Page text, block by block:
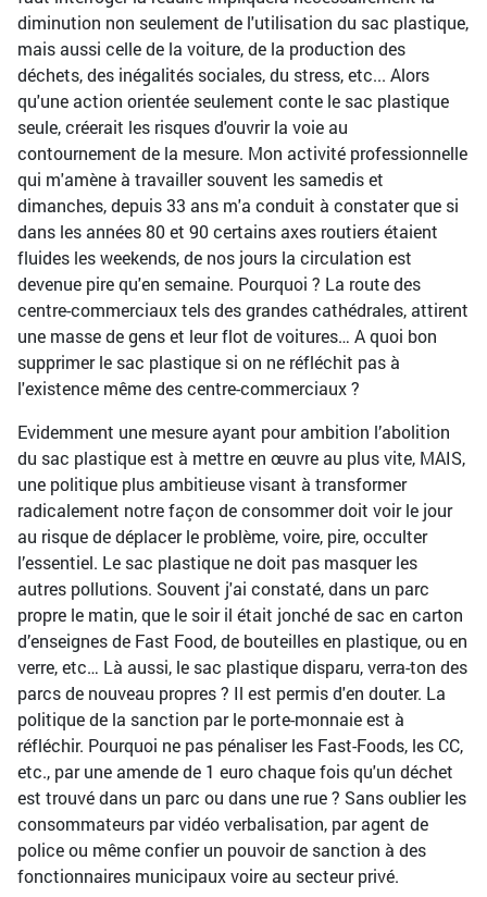
diminution non seulement de l'utilisation du sac plastique,
mais aussi celle de la voiture, de la production des
déchets, des inégalités sociales, du stress, etc... Alors
qu'une action orientée seulement conte le sac plastique
seule, créerait les risques d'ouvrir la voie au
contournement de la mesure. Mon activité professionnelle
qui m'amène à travailler souvent les samedis et
dimanches, depuis 33 ans m'a conduit à constater que si
dans les années 80 et 90 certains axes routiers étaient
fluides les weekends, de nos jours la circulation est
devenue pire qu'en semaine. Pourquoi ? La route des
centre-commerciaux tels des grandes cathédrales, attirent
une masse de gens et leur flot de voitures… A quoi bon
supprimer le sac plastique si on ne réfléchit pas à
l'existence même des centre-commerciaux ?
Evidemment une mesure ayant pour ambition l’abolition
du sac plastique est à mettre en œuvre au plus vite, MAIS,
une politique plus ambitieuse visant à transformer
radicalement notre façon de consommer doit voir le jour
au risque de déplacer le problème, voire, pire, occulter
l’essentiel. Le sac plastique ne doit pas masquer les
autres pollutions. Souvent j'ai constaté, dans un parc
propre le matin, que le soir il était jonché de sac en carton
d’enseignes de Fast Food, de bouteilles en plastique, ou en
verre, etc… Là aussi, le sac plastique disparu, verra-ton des
parcs de nouveau propres ? Il est permis d'en douter. La
politique de la sanction par le porte-monnaie est à
réfléchir. Pourquoi ne pas pénaliser les Fast-Foods, les CC,
etc., par une amende de 1 euro chaque fois qu'un déchet
est trouvé dans un parc ou dans une rue ? Sans oublier les
consommateurs par vidéo verbalisation, par agent de
police ou même confier un pouvoir de sanction à des
fonctionnaires municipaux voire au secteur privé.